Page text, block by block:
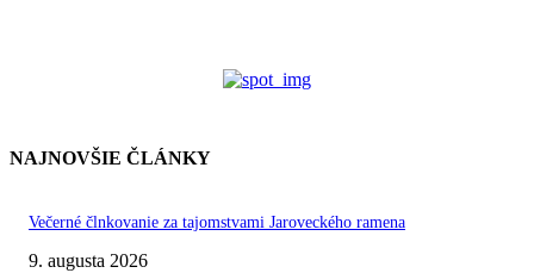
NAJNOVŠIE ČLÁNKY
Večerné člnkovanie za tajomstvami Jaroveckého ramena
9. augusta 2026